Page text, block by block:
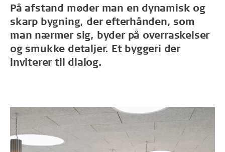
På afstand møder man en dynamisk og
skarp bygning, der efterhånden, som
man nærmer sig, byder på overraskelser
og smukke detaljer. Et byggeri der
inviterer til dialog.